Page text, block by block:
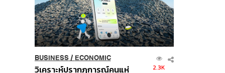
BUSINESS/ ECONOMIC
วิเคราะห์ปรากฏการณ์คนแห่ 2.3K